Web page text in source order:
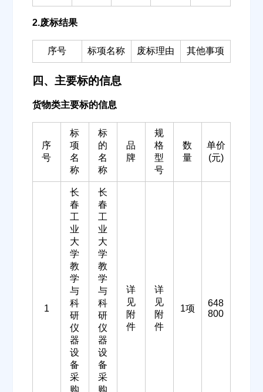
2.废标结果
序号 标项名称 废标理由 其他事项
四、主要标的信息
货物类主要标的信息
序
号
标
项
名
称
标
的
名
称
品
牌
规
格
型
号
数
量
单价
(元)
1
长
春
工
业
大
学
教
学
与
科
研
仪
器
设
备
采
购
长
春
工
业
大
学
教
学
与
科
研
仪
器
设
备
采
购
详
见
附
件
详
见
附
件
1项
648
800